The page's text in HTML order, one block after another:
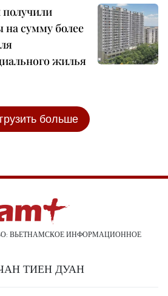
сумму более
жилья
больше
ВЬЕТНАМСКОЕ ИНФОРМАЦИОННОЕ
ЧАН ТИЕН ДУАН